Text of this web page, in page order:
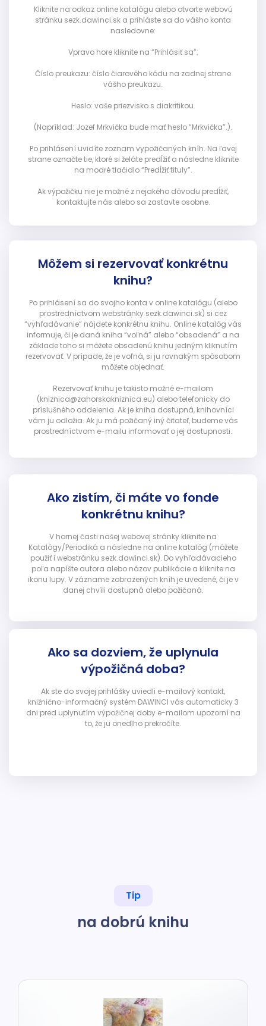
Kliknite na odkaz online katalógu alebo otvorte webovú
stránku sezk.dawinci.sk a prihláste sa do vášho konta
nasledovne:
Vpravo hore kliknite na “Prihlásiť sa”:
Číslo preukazu: číslo čiarového kódu na zadnej strane
vášho preukazu.
Heslo: vaše priezvisko s diakritikou.
(Napríklad: Jozef Mrkvička bude mať heslo “Mrkvička”.).
Po prihlásení uvidíte zoznam vypožičaných kníh. Na ľavej
strane označte tie, ktoré si želáte predĺžiť a následne kliknite
na modré tlačidlo “Predĺžiť tituly”.
Ak výpožičku nie je možné z nejakého dôvodu predĺžiť,
kontaktujte nás alebo sa zastavte osobne.
Môžem si rezervovať konkrétnu
knihu?
Po prihlásení sa do svojho konta v online katalógu (alebo
prostredníctvom webstránky sezk.dawinci.sk) si cez
“vyhľadávanie” nájdete konkrétnu knihu. Online katalóg vás
informuje, či je daná kniha “voľná” alebo “obsadená” a na
základe toho si môžete obsadenú knihu jedným kliknutím
rezervovať. V prípade, že je voľná, si ju rovnakým spôsobom
môžete objednať.
Rezervovať knihu je takisto možné e-mailom
(kniznica@zahorskakniznica.eu) alebo telefonicky do
príslušného oddelenia. Ak je kniha dostupná, knihovníci
vám ju odložia. Ak ju má požičaný iný čitateľ, budeme vás
prostredníctvom e-mailu informovať o jej dostupnosti.
Ako zistím, či máte vo fonde
konkrétnu knihu?
V hornej časti našej webovej stránky kliknite na
Katalógy/Periodiká a následne na online katalóg (môžete
použiť i webstránku sezk.dawinci.sk). Do vyhľadávacieho
poľa napíšte autora alebo názov publikácie a kliknite na
ikonu lupy. V zázname zobrazených kníh je uvedené, či je v
danej chvíli dostupná alebo požičaná.
Ako sa dozviem, že uplynula
výpožičná doba?
Ak ste do svojej prihlášky uviedli e-mailový kontakt,
knižnično-informačný systém DAWINCI vás automaticky 3
dni pred uplynutím výpožičnej doby e-mailom upozorní na
to, že ju onedlho prekročíte.
Tip
na dobrú knihu